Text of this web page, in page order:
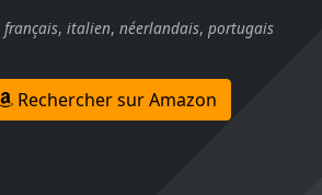
français, italien, néerlandais, portugais
Rechercher sur Amazon